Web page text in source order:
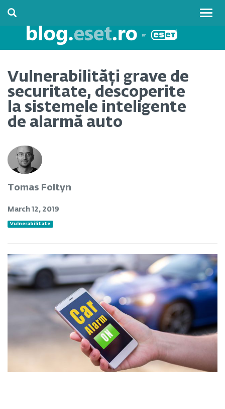
Vulnerabilități grave de
securitate, descoperite
la sistemele inteligente
de alarmă auto
Tomas Foltyn
March 12, 2019
Vulnerabilitate